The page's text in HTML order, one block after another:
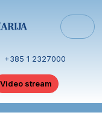
+385 1 2327000
Video stream